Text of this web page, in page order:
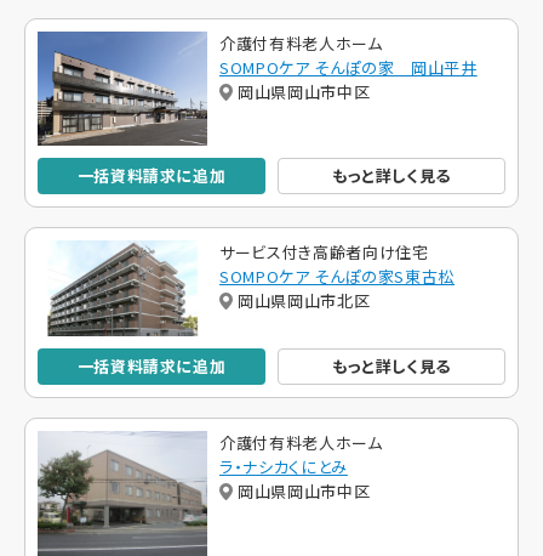
介護付有料老人ホーム
SOMPOケア そんぽの家 岡山平井
岡山県岡山市中区
一括資料請求に追加 もっと詳しく見る
サービス付き高齢者向け住宅
SOMPOケア そんぽの家S東古松
岡山県岡山市北区
一括資料請求に追加 もっと詳しく見る
介護付有料老人ホーム
ラ・ナシカくにとみ
岡山県岡山市中区